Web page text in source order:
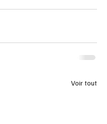
Voir tout